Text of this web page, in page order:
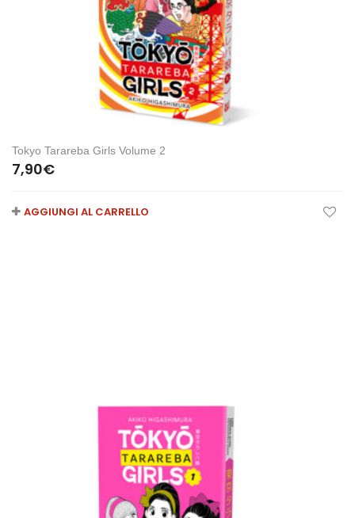
Tokyo Tarareba Girls Volume 2
7,90€
AGGIUNGI AL CARRELLO